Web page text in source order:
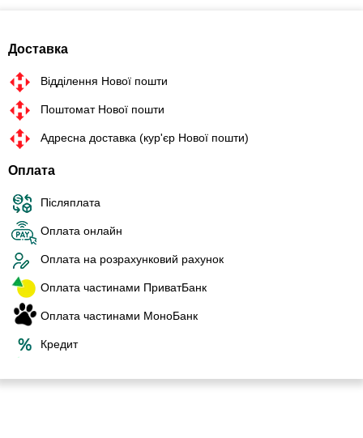
Доставка
Відділення Нової пошти
Поштомат Нової пошти
Адресна доставка (кур'єр Нової пошти)
Оплата
Післяплата
Оплата онлайн
Оплата на розрахунковий рахунок
Оплата частинами ПриватБанк
Оплата частинами МоноБанк
Кредит